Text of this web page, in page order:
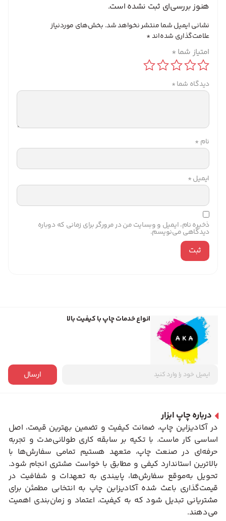
هنوز بررسی‌ای ثبت نشده است.
نشانی ایمیل شما منتشر نخواهد شد. بخش‌های موردنیاز
علامت‌گذاری شده‌اند*
امتیاز شما *
دیدگاه شما*
نام *
ایمیل*
ذخیره نام، ایمیل و وبسایت من در مرورگر برای زمانی که دوباره
دیدگاهی می‌نویسم.
انواع خدمات چاپ با کیفیت بالا
ارسال
درباره چاپ ابزار
در آکادیزاین چاپ، ضمانت کیفیت و تضمین بهترین قیمت، اصل
اساسی کار ماست. با تکیه بر سابقه کاری طولانی‌مدت و تجربه
حرفه‌ای در صنعت چاپ، متعهد هستیم تمامی سفارش‌ها با
بالاترین استاندارد کیفی و مطابق با خواست مشتری انجام شود.
تحویل به‌موقع سفارش‌ها، پایبندی به تعهدات و شفافیت در
قیمت‌گذاری باعث شده آکادیزاین چاپ به انتخابی مطمئن برای
مشتریانی تبدیل شود که به کیفیت، اعتماد و زمان‌بندی اهمیت
می‌دهند.